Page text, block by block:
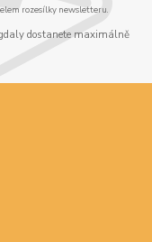
rozesílky newsletteru.
dostanete maximálně